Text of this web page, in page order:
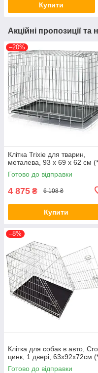
Купити
Акційні пропозиції та
–20%
Клітка Trixie для тварин,
металева, 93 x 69 x 62 см
Готово до відправки
4 875 ₴ 6 108 ₴
Купити
–8%
Клітка для собак в авто,
цинк, 1 двері, 63х92х72см
Готово до відправки